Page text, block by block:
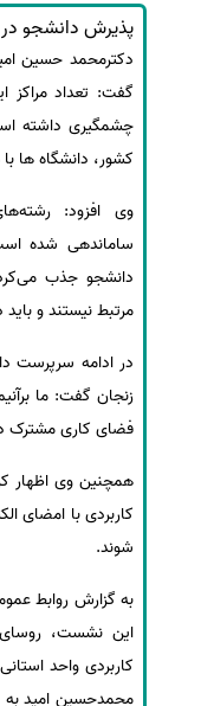
سفارش چکیده
سفارش تهیه
سفارش انگیزه‌نامه‌SOP
پذیرش دانشجو
دکترمحمد حسین
چشمگیری داشته
کشور، دانشگاه ها
وی افزود:
ساماندهی شده
دانشجو جذب
مرتبط نیستند و
در ادامه سرپرست
زنجان گفت: ما
فضای کاری مشترک
همچنین وی اظهار
کاربردی با امضای
شوند.
به گزارش روابط
این نشست، روسای
کاربردی واحد
محمدحسین امید به